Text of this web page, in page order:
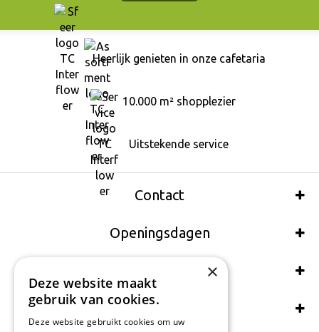
Heerlijk genieten in onze cafetaria
10.000 m² shopplezier
Uitstekende service
Contact
Openingsdagen
Wij accepteren ook:
Schrijf een recensie
×
Deze website maakt
gebruik van cookies.
Deze website gebruikt cookies om uw